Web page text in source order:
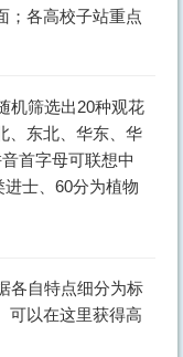
；各高校子站重点
机筛选出20种观花
、东北、华东、华
首字母可联想中
士、60分为植物
各自特点细分为标
可以在这里获得高